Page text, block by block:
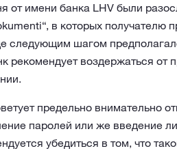
от имени банка LHV были
в которых получателю
следующим шагом
рекомендует воздержаться от
предельно внимательно
паролей или же введение
убедиться в том, что